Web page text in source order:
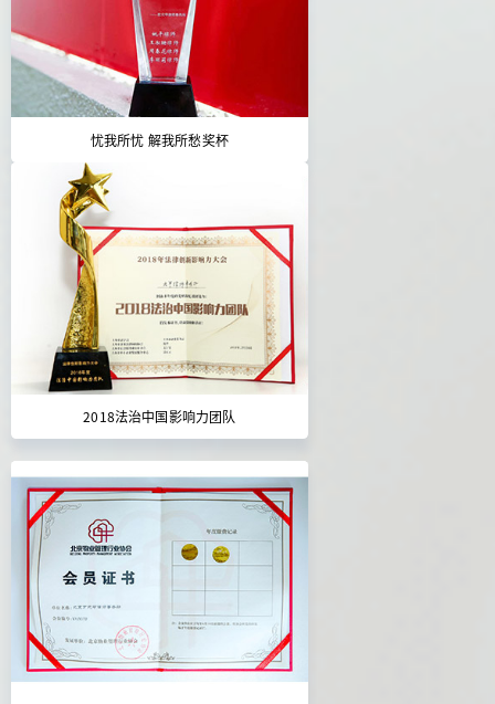
忧我所忧 解我所愁奖杯
2018法治中国影响力团队